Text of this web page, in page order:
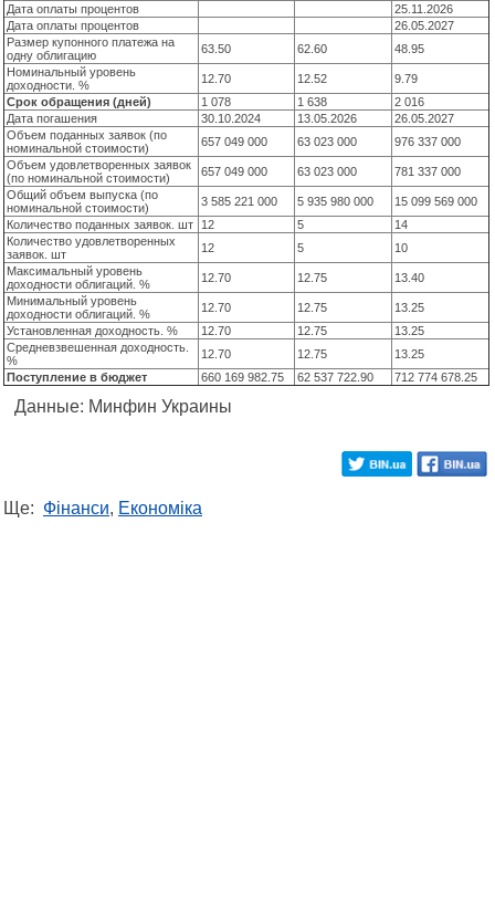
Дата оплаты процентов
25.11.2026
Дата оплаты процентов
26.05.2027
Размер купонного платежа на
одну облигацию
63.50 62.60
48.95
Номинальный уровень
доходности. %
12.70 12.52
9.79
Срок обращения (дней)
1 078 1 638
2 016
Дата погашения
30.10.2024 13.05.2026
26.05.2027
Объем поданных заявок (по
номинальной стоимости)
657 049 000 63 023 000
976 337 000
Объем удовлетворенных заявок
(по номинальной стоимости)
657 049 000 63 023 000
781 337 000
Общий объем выпуска (по
номинальной стоимости)
3 585 221 000 5 935 980 000
15 099 569 000
Количество поданных заявок. шт
12 5
14
Количество удовлетворенных
заявок. шт
12 5
10
Максимальный уровень
доходности облигаций. %
12.70 12.75
13.40
Минимальный уровень
доходности облигаций. %
12.70 12.75
13.25
Установленная доходность. %
12.70 12.75
13.25
Средневзвешенная доходность.
%
12.70 12.75
13.25
Поступление в бюджет
660 169 982.75 62 537 722.90 712 774 678.25
Данные: Минфин Украины
Ще: Фінанси, Економіка